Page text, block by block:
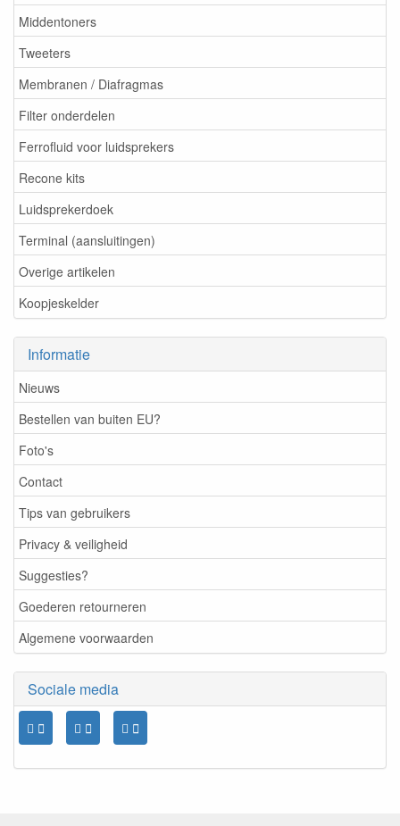
Middentoners
Tweeters
Membranen / Diafragmas
Filter onderdelen
Ferrofluid voor luidsprekers
Recone kits
Luidsprekerdoek
Terminal (aansluitingen)
Overige artikelen
Koopjeskelder
Informatie
Nieuws
Bestellen van buiten EU?
Foto's
Contact
Tips van gebruikers
Privacy & veiligheid
Suggesties?
Goederen retourneren
Algemene voorwaarden
Sociale media